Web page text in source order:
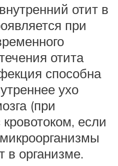
отит в
при
отита
способна
ухо
(при
если
в организме.